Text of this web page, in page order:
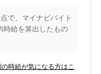
で、マイナビバイト
時給を算出したもの
時給が気になる方はこ